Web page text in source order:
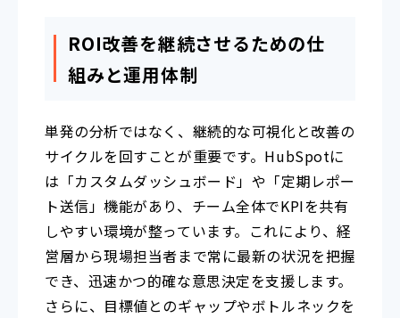
ROI改善を継続させるための仕
組みと運用体制
単発の分析ではなく、継続的な可視化と改善の
サイクルを回すことが重要です。HubSpotに
は「カスタムダッシュボード」や「定期レポー
ト送信」機能があり、チーム全体でKPIを共有
しやすい環境が整っています。これにより、経
営層から現場担当者まで常に最新の状況を把握
でき、迅速かつ的確な意思決定を支援します。
さらに、目標値とのギャップやボトルネックを